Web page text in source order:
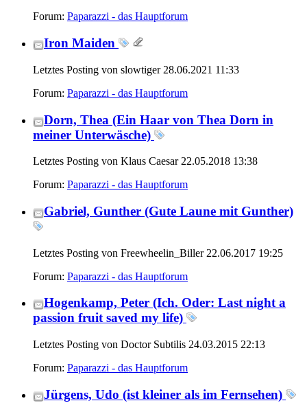
Forum: Paparazzi - das Hauptforum
Iron Maiden
Letztes Posting von slowtiger 28.06.2021 11:33
Forum: Paparazzi - das Hauptforum
Dorn, Thea (Ein Haar von Thea Dorn in
meiner Unterwäsche)
Letztes Posting von Klaus Caesar 22.05.2018 13:38
Forum: Paparazzi - das Hauptforum
Gabriel, Gunther (Gute Laune mit Gunther)
Letztes Posting von Freewheelin_Biller 22.06.2017 19:25
Forum: Paparazzi - das Hauptforum
Hogenkamp, Peter (Ich. Oder: Last night a
passion fruit saved my life)
Letztes Posting von Doctor Subtilis 24.03.2015 22:13
Forum: Paparazzi - das Hauptforum
Jürgens, Udo (ist kleiner als im Fernsehen)